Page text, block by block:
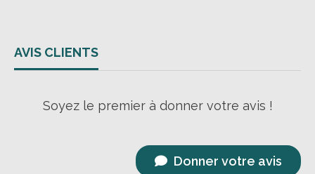
AVIS CLIENTS
Soyez le premier à donner votre avis !
Donner votre avis